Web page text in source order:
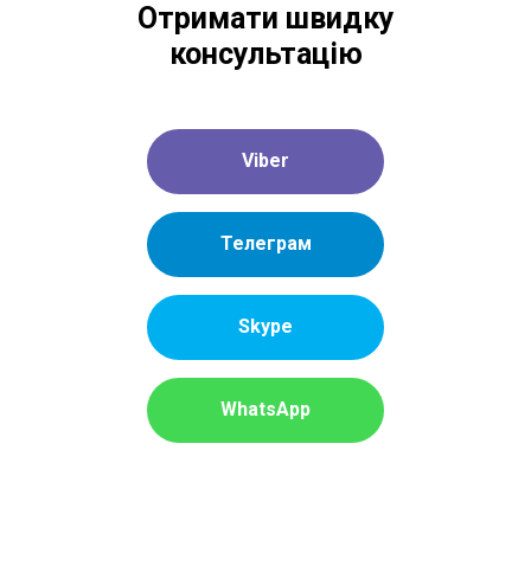
Отримати швидку
консультацію
Viber
Телеграм
WhatsApp
Skype